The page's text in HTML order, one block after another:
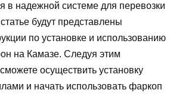
в надежной системе для перевозки
будут представлены
по установке и использованию
на Камазе. Следуя этим
осуществить установку
и начать использовать фаркоп